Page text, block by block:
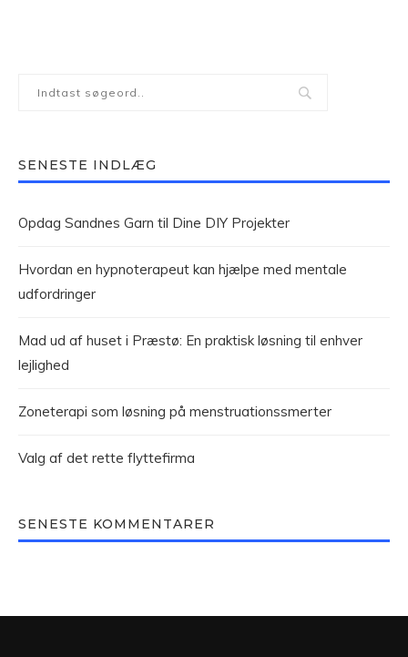
SENESTE INDLÆG
Opdag Sandnes Garn til Dine DIY Projekter
Hvordan en hypnoterapeut kan hjælpe med mentale
udfordringer
Mad ud af huset i Præstø: En praktisk løsning til enhver
lejlighed
Zoneterapi som løsning på menstruationssmerter
Valg af det rette flyttefirma
SENESTE KOMMENTARER